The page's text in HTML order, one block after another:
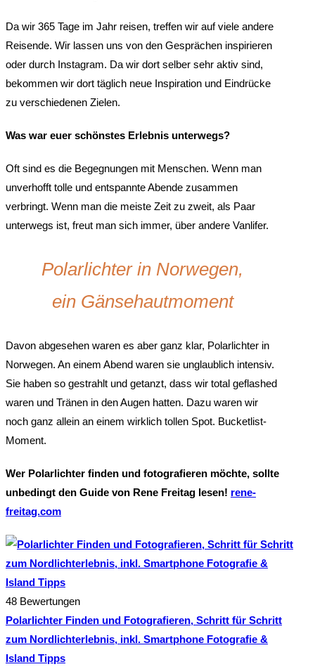
Da wir 365 Tage im Jahr reisen, treffen wir auf viele andere
Reisende. Wir lassen uns von den Gesprächen inspirieren
oder durch Instagram. Da wir dort selber sehr aktiv sind,
bekommen wir dort täglich neue Inspiration und Eindrücke
zu verschiedenen Zielen.
Was war euer schönstes Erlebnis unterwegs?
Oft sind es die Begegnungen mit Menschen. Wenn man
unverhofft tolle und entspannte Abende zusammen
verbringt. Wenn man die meiste Zeit zu zweit, als Paar
unterwegs ist, freut man sich immer, über andere Vanlifer.
Polarlichter in Norwegen,
ein Gänsehautmoment
Davon abgesehen waren es aber ganz klar, Polarlichter in
Norwegen. An einem Abend waren sie unglaublich intensiv.
Sie haben so gestrahlt und getanzt, dass wir total geflashed
waren und Tränen in den Augen hatten. Dazu waren wir
noch ganz allein an einem wirklich tollen Spot. Bucketlist-
Moment.
Wer Polarlichter finden und fotografieren möchte, sollte
unbedingt den Guide von Rene Freitag lesen! rene-
freitag.com
48 Bewertungen
Polarlichter Finden und Fotografieren, Schritt für Schritt
zum Nordlichterlebnis, inkl. Smartphone Fotografie &
Island Tipps